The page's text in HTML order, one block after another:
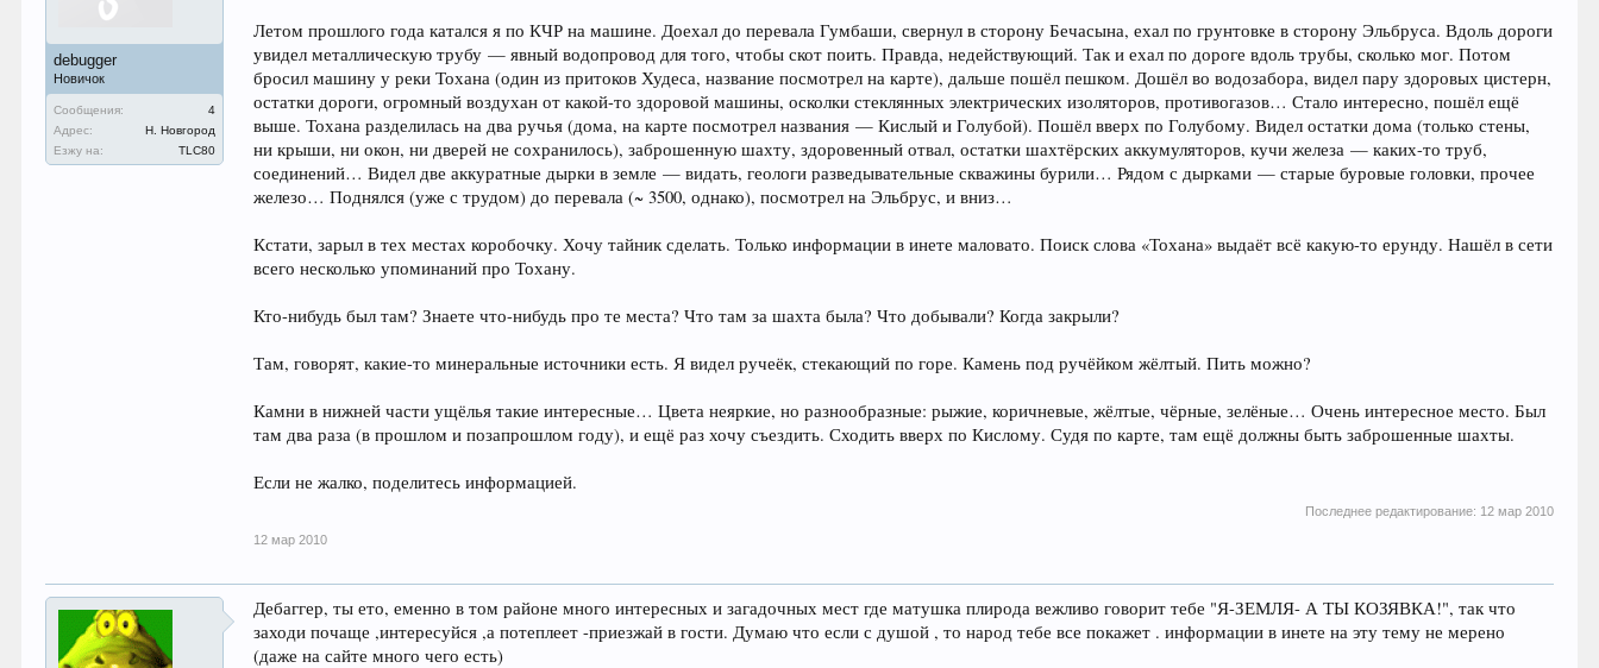
debugger
Новичок
Сообщения:
4
Адрес:
Н. Новгород
Езжу на:
TLC80
Летом прошлого года катался я по КЧР на машине. Доехал до перевала Гумбаши, свернул в сторону Бечасына, ехал по грунтовке в сторону Эльбруса. Вдоль дороги
увидел металлическую трубу — явный водопровод для того, чтобы скот поить. Правда, недействующий. Так и ехал по дороге вдоль трубы, сколько мог. Потом
бросил машину у реки Тохана (один из притоков Худеса, название посмотрел на карте), дальше пошёл пешком. Дошёл во водозабора, видел пару здоровых цистерн,
остатки дороги, огромный воздухан от какой-то здоровой машины, осколки стеклянных электрических изоляторов, противогазов… Стало интересно, пошёл ещё
выше. Тохана разделилась на два ручья (дома, на карте посмотрел названия — Кислый и Голубой). Пошёл вверх по Голубому. Видел остатки дома (только стены,
ни крыши, ни окон, ни дверей не сохранилось), заброшенную шахту, здоровенный отвал, остатки шахтёрских аккумуляторов, кучи железа — каких-то труб,
соединений… Видел две аккуратные дырки в земле — видать, геологи разведывательные скважины бурили… Рядом с дырками — старые буровые головки, прочее
железо… Поднялся (уже с трудом) до перевала (~ 3500, однако), посмотрел на Эльбрус, и вниз…
Кстати, зарыл в тех местах коробочку. Хочу тайник сделать. Только информации в инете маловато. Поиск слова «Тохана» выдаёт всё какую-то ерунду. Нашёл в сети
всего несколько упоминаний про Тохану.
Кто-нибудь был там? Знаете что-нибудь про те места? Что там за шахта была? Что добывали? Когда закрыли?
Там, говорят, какие-то минеральные источники есть. Я видел ручеёк, стекающий по горе. Камень под ручёйком жёлтый. Пить можно?
Камни в нижней части ущёлья такие интересные… Цвета неяркие, но разнообразные: рыжие, коричневые, жёлтые, чёрные, зелёные… Очень интересное место. Был
там два раза (в прошлом и позапрошлом году), и ещё раз хочу съездить. Сходить вверх по Кислому. Судя по карте, там ещё должны быть заброшенные шахты.
Если не жалко, поделитесь информацией.
Последнее редактирование: 12 мар 2010
12 мар 2010
Дебаггер, ты ето, еменно в том районе много интересных и загадочных мест где матушка плирода вежливо говорит тебе "Я-ЗЕМЛЯ- А ТЫ КОЗЯВКА!", так что
заходи почаще ,интересуйся ,а потеплеет -приезжай в гости. Думаю что если с душой , то народ тебе все покажет . информации в инете на эту тему не мерено
(даже на сайте много чего есть)